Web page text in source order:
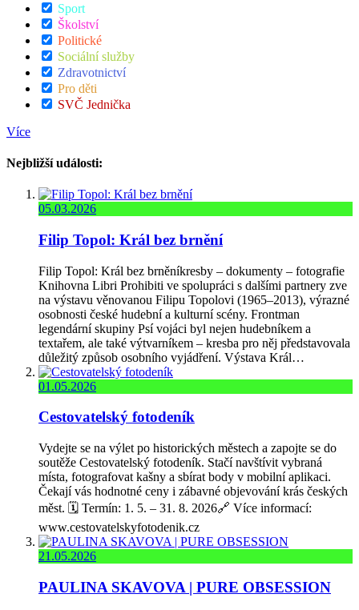
Sport
Školství
Politické
Sociální služby
Zdravotnictví
Pro děti
SVČ Jednička
Více
Nejbližší události:
05.03.2026
Filip Topol: Král bez brnění
Filip Topol: Král bez brněníkresby – dokumenty – fotografie
Knihovna Libri Prohibiti ve spolupráci s dalšími partnery zve
na výstavu věnovanou Filipu Topolovi (1965–2013), výrazné
osobnosti české hudební a kulturní scény. Frontman
legendární skupiny Psí vojáci byl nejen hudebníkem a
textařem, ale také výtvarníkem – kresba pro něj představovala
důležitý způsob osobního vyjádření. Výstava Král…
01.05.2026
Cestovatelský fotodeník
Vydejte se na výlet po historických městech a zapojte se do
soutěže Cestovatelský fotodeník. Stačí navštívit vybraná
místa, fotografovat kašny a sbírat body v mobilní aplikaci.
Čekají vás hodnotné ceny i zábavné objevování krás českých
měst. 🗓️ Termín: 1. 5. – 31. 8. 2026🔗 Více informací:
www.cestovatelskyfotodenik.cz
21.05.2026
PAULINA SKAVOVA | PURE OBSESSION